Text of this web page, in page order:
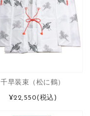
千早装束（松に鶴）
¥22,550(税込)